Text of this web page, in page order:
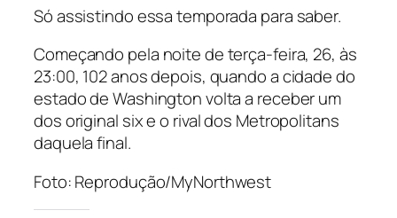
Só assistindo essa temporada para saber.
Começando pela noite de terça-feira, 26, às
23:00, 102 anos depois, quando a cidade do
estado de Washington volta a receber um
dosoriginal sixe o rival dos Metropolitans
daquela final.
Foto: Reprodução/MyNorthwest